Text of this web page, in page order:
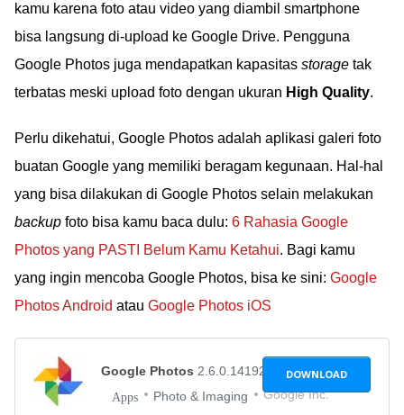
kamu karena foto atau video yang diambil smartphone
bisa langsung di-upload ke Google Drive. Pengguna
Google Photos juga mendapatkan kapasitas storage tak
terbatas meski upload foto dengan ukuran High Quality.
Perlu dikehatui, Google Photos adalah aplikasi galeri foto
buatan Google yang memiliki beragam kegunaan. Hal-hal
yang bisa dilakukan di Google Photos selain melakukan
backup foto bisa kamu baca dulu: 6 Rahasia Google
Photos yang PASTI Belum Kamu Ketahui. Bagi kamu
yang ingin mencoba Google Photos, bisa ke sini: Google
Photos Android atau Google Photos iOS
Google Photos 2.6.0.141921143
Apps Photo & Imaging Google Inc.
DOWNLOAD